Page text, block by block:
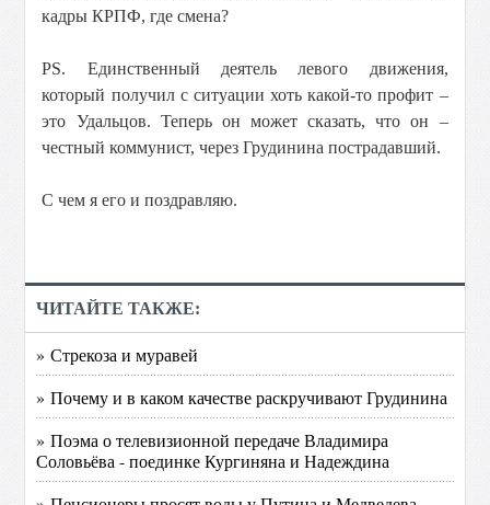
кадры КРПФ, где смена?
PS. Единственный деятель левого движения,
который получил с ситуации хоть какой-то профит –
это Удальцов. Теперь он может сказать, что он –
честный коммунист, через Грудинина пострадавший.
С чем я его и поздравляю.
ЧИТАЙТЕ ТАКЖЕ:
» Стрекоза и муравей
» Почему и в каком качестве раскручивают Грудинина
» Поэма о телевизионной передаче Владимира
Соловьёва - поединке Кургиняна и Надеждина